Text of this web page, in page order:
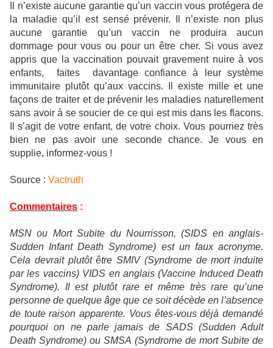
Il n’existe aucune garantie qu’un vaccin vous protégera de
la maladie qu’il est sensé prévenir. Il n’existe non plus
aucune garantie qu’un vaccin ne produira aucun
dommage pour vous ou pour un être cher. Si vous avez
appris que la vaccination pouvait gravement nuire à vos
enfants, faites davantage confiance à leur système
immunitaire plutôt qu’aux vaccins. Il existe mille et une
façons de traiter et de prévenir les maladies naturellement
sans avoir à se soucier de ce qui est mis dans les flacons.
Il s’agit de votre enfant, de votre choix. Vous pourriez très
bien ne pas avoir une seconde chance. Je vous en
supplie, informez-vous !
Source : Vactruth
Commentaires :
MSN ou Mort Subite du Nourrisson, (SIDS en anglais-
Sudden Infant Death Syndrome) est un faux acronyme.
Cela devrait plutôt être SMIV (Syndrome de mort induite
par les vaccins) VIDS en anglais (Vaccine Induced Death
Syndrome). Il est plutôt rare et même très rare qu’une
personne de quelque âge que ce soit décède en l’absence
de toute raison apparente. Vous êtes-vous déjà demandé
pourquoi on ne parle jamais de SADS (Sudden Adult
Death Syndrome) ou SMSA (Syndrome de mort Subite de